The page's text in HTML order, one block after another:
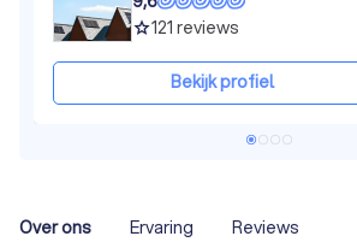
grade121 reviews
Bekijk profiel
Over ons Ervaring Reviews